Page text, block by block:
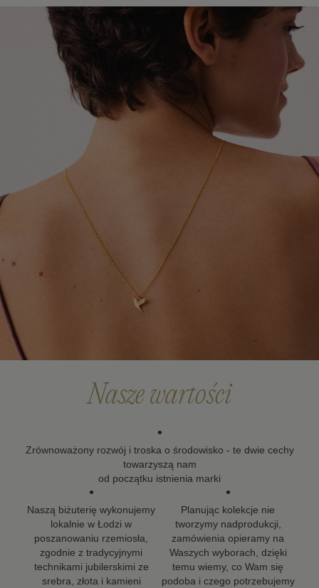
Global Express (Poczta Polska). Szacowany czas
doręczenia wynosi od 3 do 20 dni roboczych.
Szczegółowe informacje dotyczące dostępnych krajów,
metod wysyłki oraz orientacyjnych terminów dostawy
znajdziesz w tabeli.
Dokładamy wszelkich starań, aby Twoje zamówienie
dotarło bezpiecznie i jak najszybciej - niezależnie od
tego, czy podróżuje kilka ulic dalej, czy na drugi koniec
W przypadku zamówień wysyłanych do Wielkiej Brytanii i
Irlandii Północnej mogą obowiązywać dodatkowe opłaty
celne, podatki lub opłaty importowe naliczane przez
lokalne organy celne. Ewentualne koszty tego typu
ponosi odbiorca przesyłki.
zakładać ją jako ostatni element stylizacji.
Chroń biżuterię przed kontaktem z detergentami,
środkami czystości oraz preparatami leczniczymi
stosowanymi na skórę, które mogą wpływać na trwałość
pozłocenia i wygląd metalu.
Zdejmuj biżuterię przed kąpielą, snem, uprawianiem
sportu oraz wykonywaniem prac domowych. Pozwoli to
ograniczyć ryzyko uszkodzeń, odkształceń i utraty
Aby odświeżyć biżuterię i przywrócić jej blask, delikatnie
przecieraj ją miękką ściereczką jubilerską. Pamiętaj, że
pozłocenie jest naturalną powłoką użytkową, która z
czasem może ulegać ścieraniu. Tempo tego procesu
zależy między innymi od sposobu użytkowania,
częstotliwości noszenia oraz indywidualnych właściwości
skóry.
Po upływie okresu gwarancji możesz skorzystać z
dokładamy wszelkich starań, aby nasze projekty mogły
towarzyszyć Ci w kolejnych ważnych momentach życia.
Nasze wartości
•
Zrównoważony rozwój i troska o środowisko - te dwie cechy
towarzyszą nam
od początku istnienia marki
•
Naszą biżuterię wykonujemy
lokalnie w Łodzi w
poszanowaniu rzemiosła,
zgodnie z tradycyjnymi
technikami jubilerskimi ze
srebra, złota i kamieni
•
Planując kolekcje nie
tworzymy nadprodukcji,
zamówienia opieramy na
Waszych wyborach, dzięki
temu wiemy, co Wam się
podoba i czego potrzebujemy